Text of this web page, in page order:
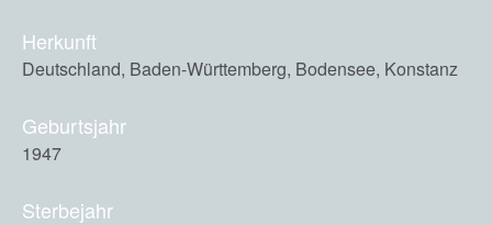
Herkunft
Deutschland, Baden-Württemberg, Bodensee, Konstanz
Geburtsjahr
1947
Sterbejahr